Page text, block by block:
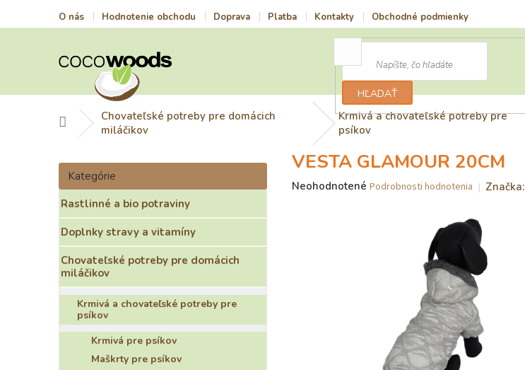
O nás Hodnotenie obchodu Doprava Platba Kontakty Obchodné podmienky
HĽADAŤ
DomovChovateľské potreby pre domácich
miláčikov
Krmivá a chovateľské potreby pre
psíkov
B
č
n
ý
p
a
n
e
l
Preskočiť
kategórie
Kategórie
Rastlinné a bio potraviny
Doplnky stravy a vitamíny
Chovateľské potreby pre domácich
miláčikov
Krmivá a chovateľské potreby pre
psíkov
Krmivá pre psíkov
Maškrty pre psíkov
VESTA GLAMOUR 20CM
Priemerné
Neohodnotené Podrobnosti hodnotenia Značka: